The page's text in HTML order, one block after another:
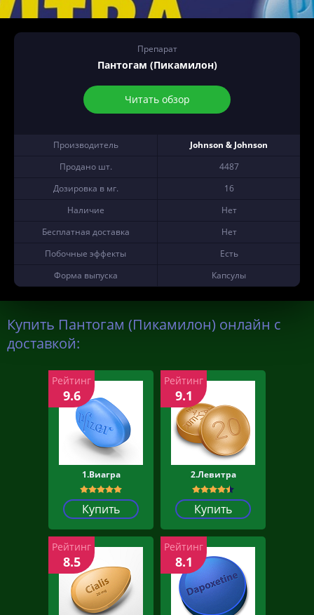
Препарат
Пантогам (Пикамилон)
Читать обзор
Производитель
Johnson & Johnson
Продано шт.
4487
Дозировка в мг.
16
Наличие
Нет
Бесплатная доставка
Нет
Побочные эффекты
Есть
Форма выпуска
Капсулы
Купить Пантогам (Пикамилон) онлайн с
доставкой:
1.Виагра
Купить
Рейтинг
9.6
2.Левитра
Купить
Рейтинг
9.1
Рейтинг
8.5
Рейтинг
8.1